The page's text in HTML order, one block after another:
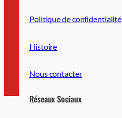
Politique de confidentialité
Histoire
Nous contacter
Réseaux Sociaux